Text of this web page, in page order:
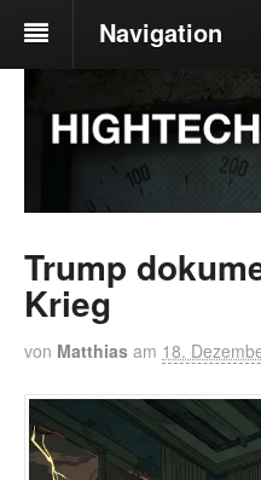
Navigation
Trump
Krieg
von Matthias am 18.